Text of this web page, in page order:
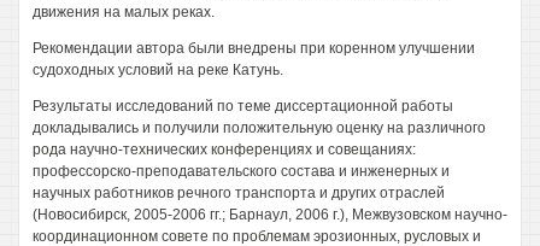
движения на малых реках.
Рекомендации автора были внедрены при коренном улучшении
судоходных условий на реке Катунь.
Результаты исследований по теме диссертационной работы
докладывались и получили положительную оценку на различного
рода научно-технических конференциях и совещаниях:
профессорско-преподавательского состава и инженерных и
научных работников речного транспорта и других отраслей
(Новосибирск, 2005-2006 гг.; Барнаул, 2006 г.), Межвузовском научно-
координационном совете по проблемам эрозионных, русловых и